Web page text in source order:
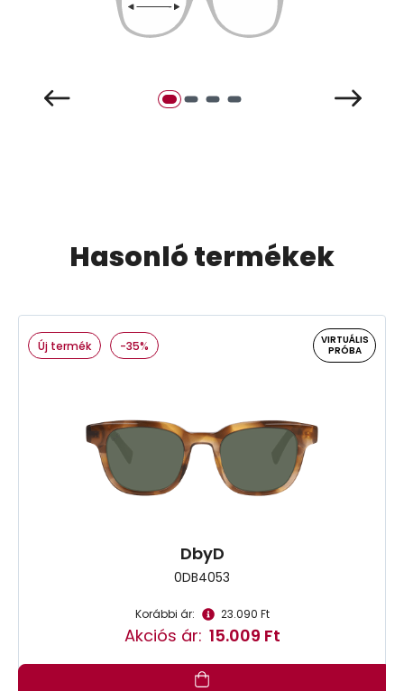
Hasonló termékek
Új termék -35%
VIRTUÁLIS
PRÓBA
DbyD
0DB4053
Korábbi ár: 23.090 Ft
Akciós ár: 15.009 Ft